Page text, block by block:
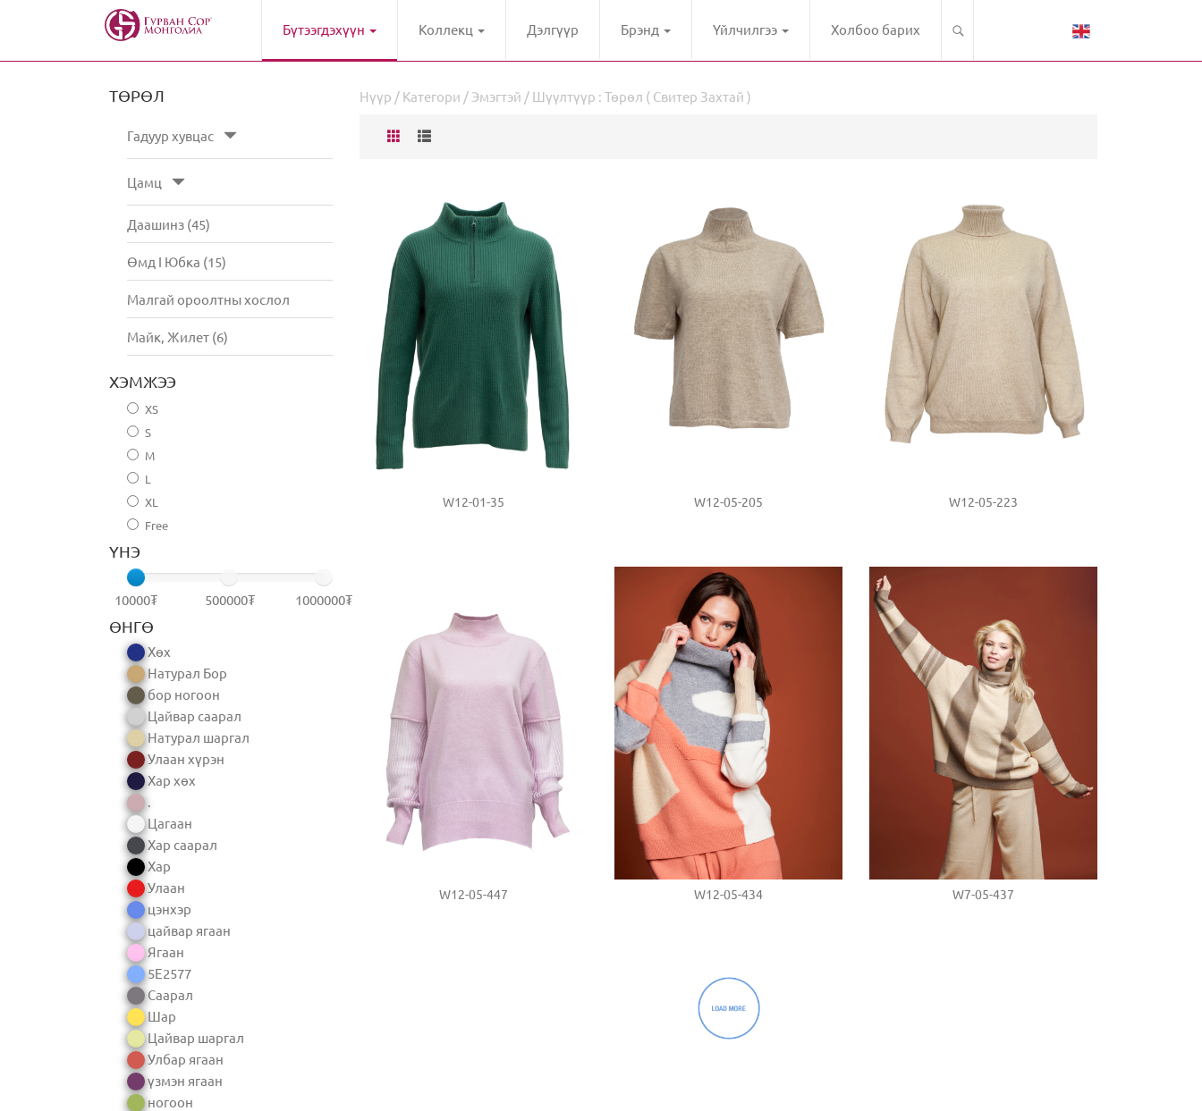
Бүтээгдэхүүн Коллекц Дэлгүүр Брэнд Үйлчилгээ Холбоо барих
ТӨРӨЛ
Гадуур хувцас
Цамц
Даашинз (45)
Өмд I Юбка (15)
Малгай ороолтны хослол
Майк, Жилет (6)
ХЭМЖЭЭ
XS
S
M
L
XL
Free
ҮНЭ
10000₮ 500000₮ 1000000₮
ӨНГӨ
Хөх
Натурал Бор
бор ногоон
Цайвар саарал
Натурал шаргал
Улаан хүрэн
Хар хөх
.
Цагаан
Хар саарал
Хар
Улаан
цэнхэр
цайвар ягаан
Ягаан
5E2577
Саарал
Шар
Цайвар шаргал
Улбар ягаан
үзмэн ягаан
ногоон
Нүүр / Категори / Эмэгтэй / Шүүлтүүр : Төрөл ( Свитер Захтай )
W12-01-35 W12-05-205 W12-05-223
W12-05-447 W12-05-434 W7-05-437